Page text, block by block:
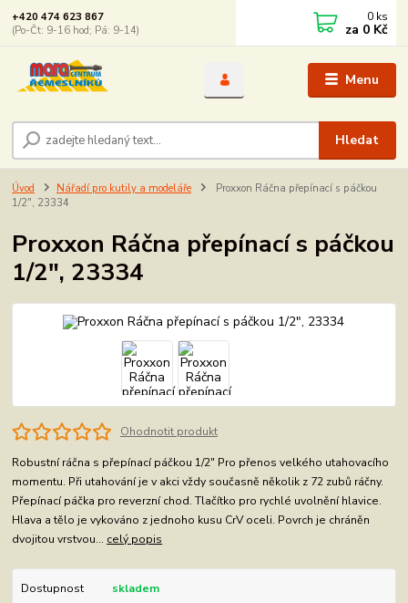
Menu
Hledat
+420 474 623 867
(Po-Čt: 9-16 hod; Pá: 9-14)
0 ks
za 0 Kč
Úvod Nářadí pro kutily a modeláře
Proxxon Ráčna přepínací s páčkou
1/2", 23334
Proxxon Ráčna přepínací s páčkou
1/2", 23334
Ohodnotit produkt
Robustní ráčna s přepínací páčkou 1/2" Pro přenos velkého utahovacího
momentu. Při utahování je v akci vždy současně několik z 72 zubů ráčny.
Přepínací páčka pro reverzní chod. Tlačítko pro rychlé uvolnění hlavice.
Hlava a tělo je vykováno z jednoho kusu CrV oceli. Povrch je chráněn
dvojitou vrstvou... celý popis
Dostupnost
skladem